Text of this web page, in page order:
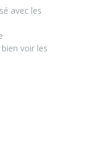
avec les
voir les